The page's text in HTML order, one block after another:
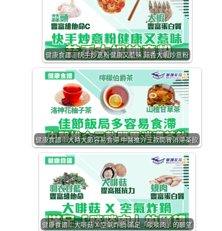
健康食譜｜快手炒意粉健康又惹味 蒜香大蝦炒意粉
健康食譜｜大時大節容易食滯 中醫推介三款開胃消滯茶飲
健康食譜｜大啡菇 X 空氣炸鍋 滿足「啖啖肉」的願望